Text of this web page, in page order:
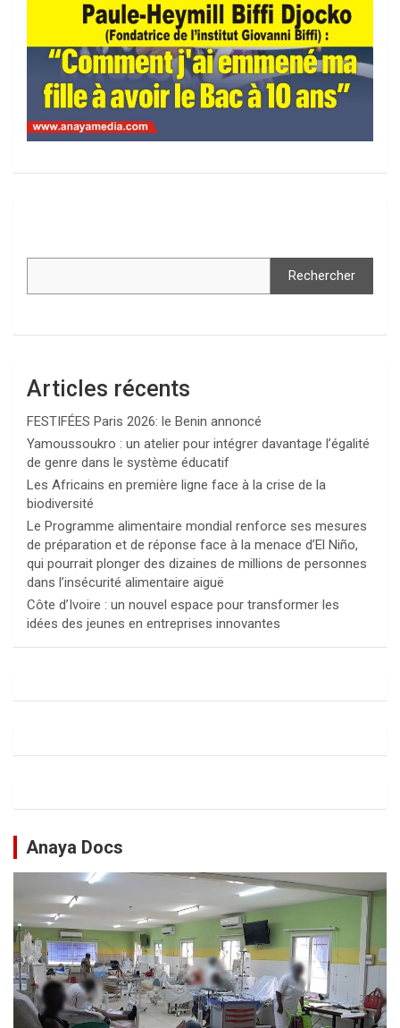
Rechercher
Articles récents
FESTIFÉES Paris 2026: le Benin annoncé
Yamoussoukro : un atelier pour intégrer davantage l’égalité
de genre dans le système éducatif
Les Africains en première ligne face à la crise de la
biodiversité
Le Programme alimentaire mondial renforce ses mesures
de préparation et de réponse face à la menace d’El Niño,
qui pourrait plonger des dizaines de millions de personnes
dans l’insécurité alimentaire aiguë
Côte d’Ivoire : un nouvel espace pour transformer les
idées des jeunes en entreprises innovantes
Anaya Docs